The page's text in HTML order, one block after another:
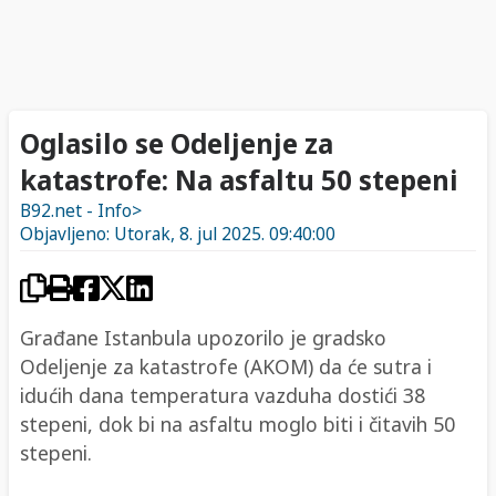
Oglasilo se Odeljenje za
katastrofe: Na asfaltu 50 stepeni
B92.net - Info>
Objavljeno: Utorak, 8. jul 2025. 09:40:00
Građane Istanbula upozorilo je gradsko
Odeljenje za katastrofe (AKOM) da će sutra i
idućih dana temperatura vazduha dostići 38
stepeni, dok bi na asfaltu moglo biti i čitavih 50
stepeni.